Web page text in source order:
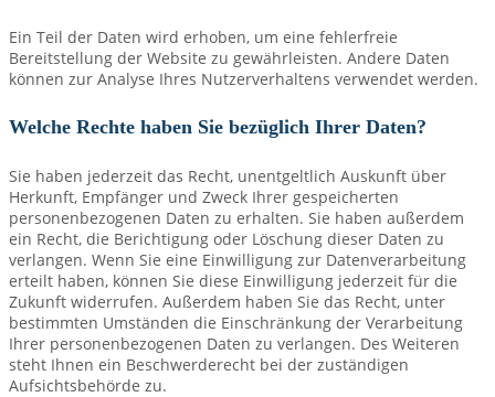
Ein Teil der Daten wird erhoben, um eine fehlerfreie
Bereitstellung der Website zu gewährleisten. Andere Daten
können zur Analyse Ihres Nutzerverhaltens verwendet werden.
Welche Rechte haben Sie bezüglich Ihrer Daten?
Sie haben jederzeit das Recht, unentgeltlich Auskunft über
Herkunft, Empfänger und Zweck Ihrer gespeicherten
personenbezogenen Daten zu erhalten. Sie haben außerdem
ein Recht, die Berichtigung oder Löschung dieser Daten zu
verlangen. Wenn Sie eine Einwilligung zur Datenverarbeitung
erteilt haben, können Sie diese Einwilligung jederzeit für die
Zukunft widerrufen. Außerdem haben Sie das Recht, unter
bestimmten Umständen die Einschränkung der Verarbeitung
Ihrer personenbezogenen Daten zu verlangen. Des Weiteren
steht Ihnen ein Beschwerderecht bei der zuständigen
Aufsichtsbehörde zu.